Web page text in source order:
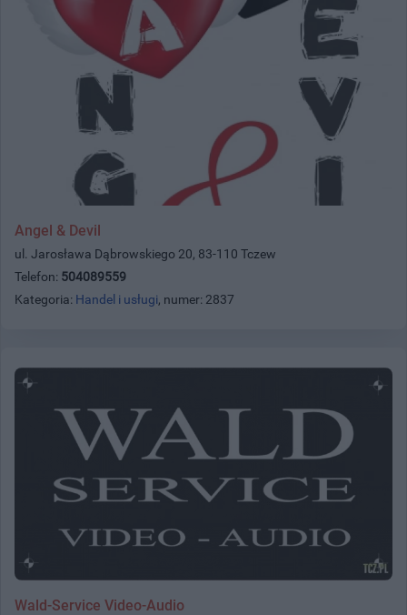
Angel & Devil
ul. Jarosława Dąbrowskiego 20, 83-110 Tczew
Telefon: 504089559
Kategoria: Handel i usługi, numer: 2837
Wald-Service Video-Audio